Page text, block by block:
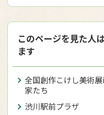
このページを見た人
ます
全国創作こけし美術
家たち
渋川駅前プラザ